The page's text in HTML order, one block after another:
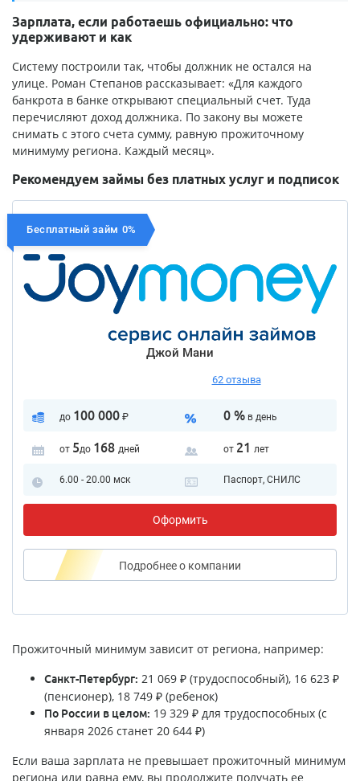
Зарплата, если работаешь официально: что
удерживают и как
Систему построили так, чтобы должник не остался на
улице. Роман Степанов рассказывает: «Для каждого
банкрота в банке открывают специальный счет. Туда
перечисляют доход должника. По закону вы можете
снимать с этого счета сумму, равную прожиточному
минимуму региона. Каждый месяц».
Рекомендуем займы без платных услуг и подписок
Бесплатный займ 0%
Джой Мани
62 отзыва
до 100 000₽ 0 %в день
от 5до 168 дней от 21 лет
6.00 - 20.00 мск Паспорт, СНИЛС
Оформить
Подробнеео компании
Прожиточный минимум зависит от региона, например:
Санкт-Петербург: 21 069 ₽ (трудоспособный), 16 623 ₽
(пенсионер), 18 749 ₽ (ребенок)
По России в целом: 19 329 ₽ для трудоспособных (с
января 2026 станет 20 644 ₽)
Если ваша зарплата не превышает прожиточный минимум
региона или равна ему, вы продолжите получать ее